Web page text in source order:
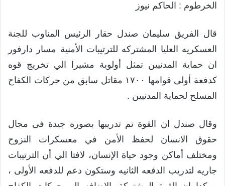
الخرطوم : الحاكم نيوز
قال الفريق سليمان صندل حقار الرئيس المناوب للجنة
العسكريه العليا المشتركه للترتيبات الأمنية مسار دارفور
ان حماية المدنيين تمثل أولوية مشيرا الي تخريج قوه
كدفعة أولى قوامها ١٧٠٠ مقاتل سابق من حركات الكفاح
المسلح لحماية المدنيين .
وقال صندل ان القوة تم تدريبها بصوره جيدة فى مجال
حقوق الانسان لحفظ الأمن في معسكرات النزوح
ومختلف أماكن وجود حياة الإنسان، لافتا الي أن الترتيبات
جاريه لتدريب الدفعه الثانيه وستكون دعم للدفعه الأولى ،